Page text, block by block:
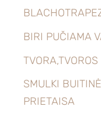
BIRI PUČIAMA
SMULKI
PRIETAISA